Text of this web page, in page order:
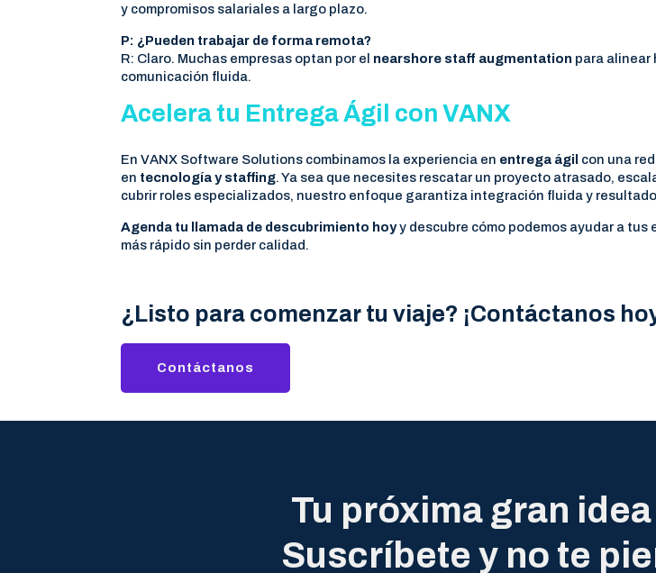
y compromisos salariales a largo plazo.
P: ¿Pueden trabajar de forma remota?
R: Claro. Muchas empresas optan por el nearshore staff augmentation para alinear
comunicación fluida.
Acelera tu Entrega Ágil con VANX
En VANX Software Solutions combinamos la experiencia en entrega ágil con una
en tecnología y staffing. Ya sea que necesites rescatar un proyecto atrasado,
cubrir roles especializados, nuestro enfoque garantiza integración fluida y
Agenda tu llamada de descubrimiento hoyy descubre cómo podemos ayudar a
más rápido sin perder calidad.
¿Listo para comenzar tu viaje? ¡Contáctanos
Contáctanos
Tu próxima gran
Suscríbete y no te